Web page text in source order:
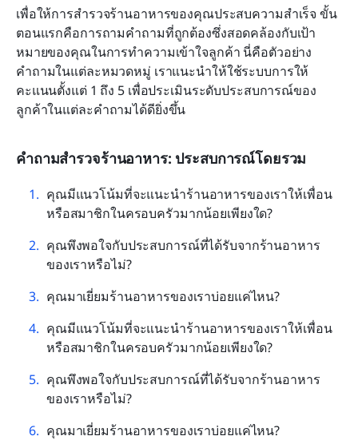
เพื่อให้การสำรวจร้านอาหารของคุณประสบความสำเร็จ ขั้น
ตอนแรกคือการถามคำถามที่ถูกต้องซึ่งสอดคล้องกับเป้า
หมายของคุณในการทำความเข้าใจลูกค้า นี่คือตัวอย่าง
คำถามในแต่ละหมวดหมู่ เราแนะนำให้ใช้ระบบการให้
คะแนนตั้งแต่ 1 ถึง 5 เพื่อประเมินระดับประสบการณ์ของ
ลูกค้าในแต่ละคำถามได้ดียิ่งขึ้น
คำถามสำรวจร้านอาหาร: ประสบการณ์โดยรวม
คุณมีแนวโน้มที่จะแนะนำร้านอาหารของเราให้เพื่อน
หรือสมาชิกในครอบครัวมากน้อยเพียงใด?
คุณพึงพอใจกับประสบการณ์ที่ได้รับจากร้านอาหาร
ของเราหรือไม่?
คุณมาเยี่ยมร้านอาหารของเราบ่อยแค่ไหน?
คุณมีแนวโน้มที่จะแนะนำร้านอาหารของเราให้เพื่อน
หรือสมาชิกในครอบครัวมากน้อยเพียงใด?
คุณพึงพอใจกับประสบการณ์ที่ได้รับจากร้านอาหาร
ของเราหรือไม่?
คุณมาเยี่ยมร้านอาหารของเราบ่อยแค่ไหน?